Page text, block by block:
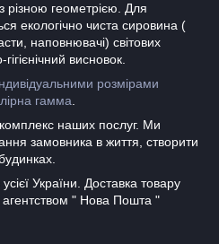
різною геометрією. Для
екологічно чиста сировина (
наповнювачі) світових
висновок.
розмірами
гамма
наших послуг. Ми
замовника в життя, створити
України. Доставка товару
агентством " Нова Пошта "